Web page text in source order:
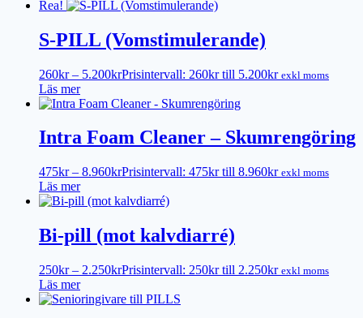
Rea!
S-PILL (Vomstimulerande)
260kr – 5.200krPrisintervall: 260kr till 5.200kr exkl moms
Läs mer
Intra Foam Cleaner – Skumrengöring
475kr – 8.960krPrisintervall: 475kr till 8.960kr exkl moms
Läs mer
Bi-pill (mot kalvdiarré)
250kr – 2.250krPrisintervall: 250kr till 2.250kr exkl moms
Läs mer